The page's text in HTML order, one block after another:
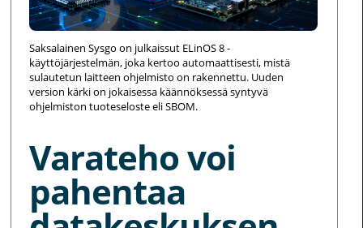
Saksalainen Sysgo on julkaissut ELinOS 8 -
käyttöjärjestelmän, joka kertoo automaattisesti, mistä
sulautetun laitteen ohjelmisto on rakennettu. Uuden
version kärki on jokaisessa käännöksessä syntyvä
ohjelmiston tuoteseloste eli SBOM.
Varateho voi
pahentaa